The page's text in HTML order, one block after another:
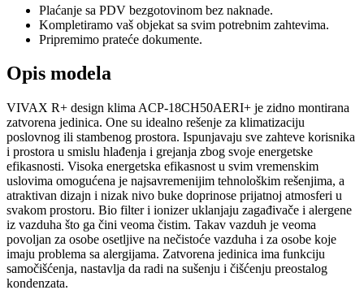
Plaćanje sa PDV bezgotovinom bez naknade.
Kompletiramo vaš objekat sa svim potrebnim zahtevima.
Pripremimo prateće dokumente.
Opis modela
VIVAX R+ design klima ACP-18CH50AERI+ je zidno montirana
zatvorena jedinica. One su idealno rešenje za klimatizaciju
poslovnog ili stambenog prostora. Ispunjavaju sve zahteve korisnika
i prostora u smislu hlađenja i grejanja zbog svoje energetske
efikasnosti. Visoka energetska efikasnost u svim vremenskim
uslovima omogućena je najsavremenijim tehnološkim rešenjima, a
atraktivan dizajn i nizak nivo buke doprinose prijatnoj atmosferi u
svakom prostoru. Bio filter i ionizer uklanjaju zagađivače i alergene
iz vazduha što ga čini veoma čistim. Takav vazduh je veoma
povoljan za osobe osetljive na nečistoće vazduha i za osobe koje
imaju problema sa alergijama. Zatvorena jedinica ima funkciju
samočišćenja, nastavlja da radi na sušenju i čišćenju preostalog
kondenzata.